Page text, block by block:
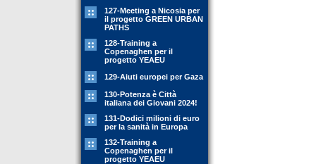
127-Meeting a Nicosia per
il progetto GREEN URBAN
PATHS
128-Training a
Copenaghen per il
progetto YEAEU
129-Aiuti europei per Gaza
130-Potenza è Città
italiana dei Giovani 2024!
131-Dodici milioni di euro
per la sanità in Europa
132-Training a
Copenaghen per il
progetto YEAEU